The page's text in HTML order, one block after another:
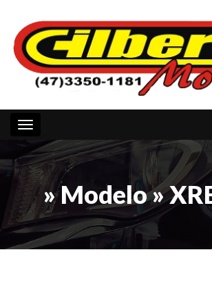
Toggle navigation
» Modelo »